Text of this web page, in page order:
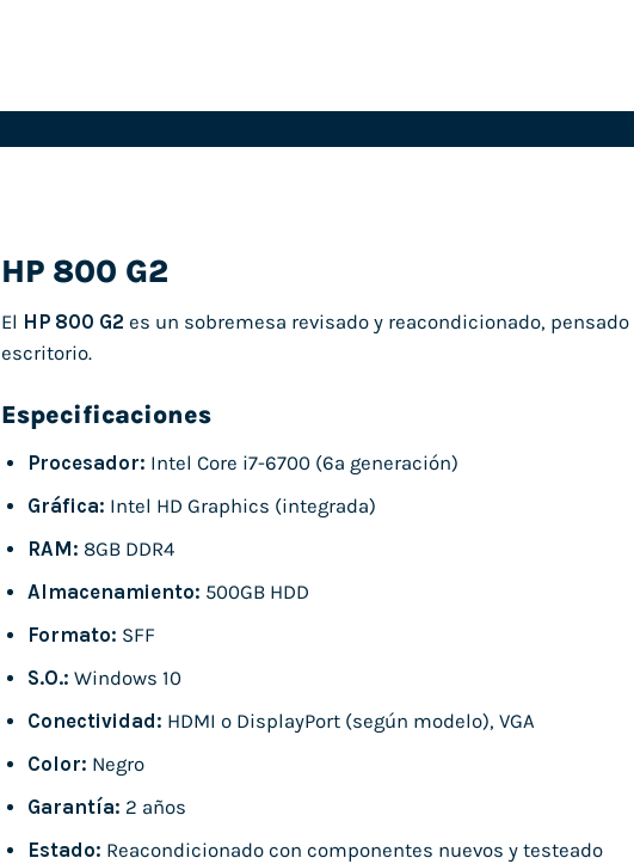
HP 800 G2
El HP 800 G2 es un sobremesa revisado y reacondicionado,
escritorio.
Especificaciones
Procesador: Intel Core i7-6700 (6ª generación)
Gráfica: Intel HD Graphics (integrada)
RAM: 8GB DDR4
Almacenamiento: 500GB HDD
Formato: SFF
S.O.: Windows 10
Conectividad: HDMI o DisplayPort (según modelo), VGA
Color: Negro
Garantía: 2 años
Estado: Reacondicionado con componentes nuevos y testeado